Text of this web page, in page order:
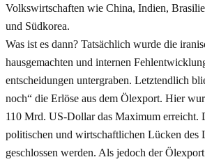
Volkswirtschaften wie China, Indien,
und Südkorea.
Was ist es dann? Tatsächlich wurde die
hausgemachten und internen
entscheidungen untergraben. Letztendlich
noch“ die Erlöse aus dem Ölexport. Hier
110 Mrd. US-Dollar das Maximum erreicht.
politischen und wirtschaftlichen Lücken des
geschlossen werden. Als jedoch der